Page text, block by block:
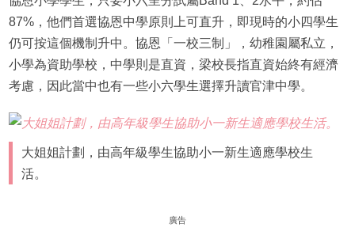
87%，他們首選協恩中學原則上可直升，即現時的小四學生
仍可按這個機制升中。協恩「一校三制」，幼稚園屬私立，
小學為資助學校，中學則是直資，梁校長指直資始終有經濟
考慮，因此當中也有一些小六學生選擇升讀官津中學。
大姐姐計劃，由高年級學生協助小一新生適應學校生
活。
廣告